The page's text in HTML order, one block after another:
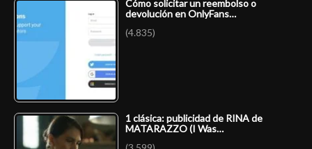
Cómo solicitar un reembolso o
devolución en OnlyFans…
(4.835)
1 clásica: publicidad de RINA de
MATARAZZO (I Was…